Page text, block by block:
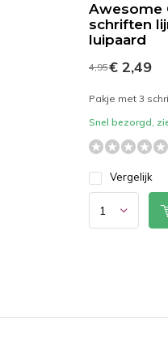
Awesome
schriften
luipaard
4,95€ 2,49
Pakje met 3
Snel bezorgd,
Vergelijk